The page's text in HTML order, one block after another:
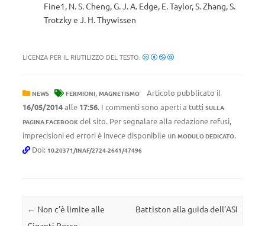
Fine1, N. S. Cheng, G. J. A. Edge, E. Taylor, S. Zhang, S.
Trotzky e J. H. Thywissen
LICENZA PER IL RIUTILIZZO DEL TESTO:
NEWS FERMIONI, MAGNETISMO
Articolo pubblicato il
16/05/2014alle 17:56. I commenti sono aperti a tutti SULLA
PAGINA FACEBOOK del sito. Per segnalare alla redazione refusi,
imprecisioni ed errori è invece disponibile un MODULO DEDICATO.
Doi: 10.20371/INAF/2724-2641/47496
Navigazione articolo
← Non c’è limite alle
Battiston alla guida dell’ASI